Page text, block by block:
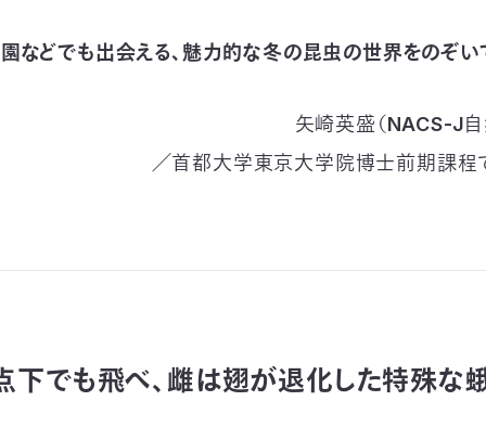
などでも出会える、魅力的な冬の昆虫の世界をのぞいて
矢崎英盛（NACS-J
／首都大学東京大学院博士前期課程
下でも飛べ、雌は翅が退化した特殊な